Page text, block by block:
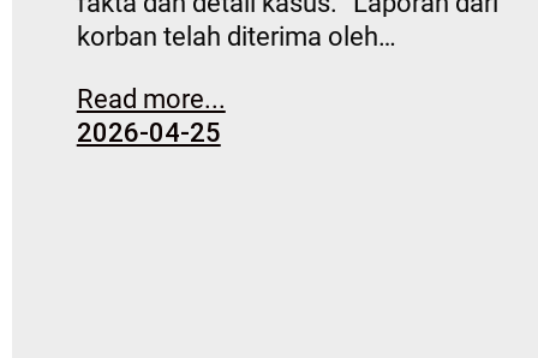
korban telah diterima oleh…
Read more...
2026-04-25